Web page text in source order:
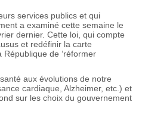
services publics et qui
a examiné cette semaine le
dernier. Cette loi, qui compte
et redéfinir la carte
de ‘réformer
aux évolutions de notre
cardiaque, Alzheimer, etc.) et
sur les choix du gouvernement